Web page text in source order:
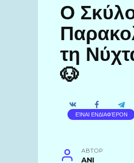
Ο
τη
🐶
ΕΊΝΑΙ ΕΝΔΙΑΦΈΡΟΝ
АВТОР
ANI